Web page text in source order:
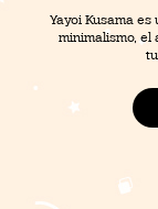
Yayoi Kusama
minimalismo,